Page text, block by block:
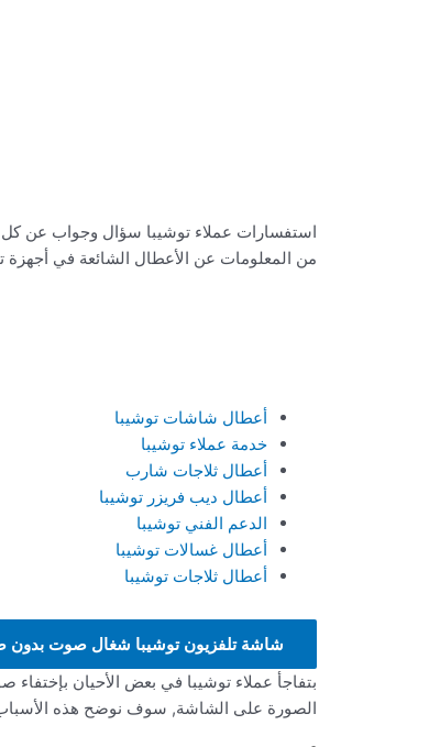
استفسارات عملاء توشيبا سؤال وجواب عن كل
من المعلومات عن الأعطال الشائعة في أجهزة
أعطال شاشات توشيبا
خدمة عملاء توشيبا
أعطال ثلاجات شارب
أعطال ديب فريزر توشيبا
الدعم الفني توشيبا
أعطال غسالات توشيبا
أعطال ثلاجات توشيبا
شاشة تلفزيون توشيبا شغال صوت بدون
بتفاجأ عملاء توشيبا في بعض الأحيان
الصورة على الشاشة, سوف نوضح هذه الأسباب